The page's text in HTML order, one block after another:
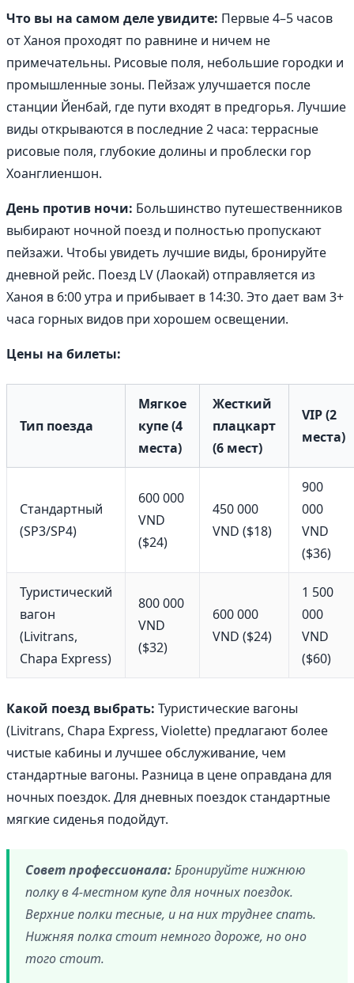
Что вы на самом деле увидите: Первые 4–5 часов
от Ханоя проходят по равнине и ничем не
примечательны. Рисовые поля, небольшие городки и
промышленные зоны. Пейзаж улучшается после
станции Йенбай, где пути входят в предгорья. Лучшие
виды открываются в последние 2 часа: террасные
рисовые поля, глубокие долины и проблески гор
Хоанглиеншон.
День против ночи: Большинство путешественников
выбирают ночной поезд и полностью пропускают
пейзажи. Чтобы увидеть лучшие виды, бронируйте
дневной рейс. Поезд LV (Лаокай) отправляется из
Ханоя в 6:00 утра и прибывает в 14:30. Это дает вам 3+
часа горных видов при хорошем освещении.
Цены на билеты:
Тип поезда
Мягкое
купе (4
места)
Жесткий
плацкарт
(6 мест)
VIP (2
места)
Стандартный
(SP3/SP4)
600 000
VND
($24)
450 000
VND ($18)
900
000
VND
($36)
Туристический
вагон
(Livitrans,
Chapa Express)
800 000
VND
($32)
600 000
VND ($24)
1 500
000
VND
($60)
Какой поезд выбрать: Туристические вагоны
(Livitrans, Chapa Express, Violette) предлагают более
чистые кабины и лучшее обслуживание, чем
стандартные вагоны. Разница в цене оправдана для
ночных поездок. Для дневных поездок стандартные
мягкие сиденья подойдут.
Совет профессионала:Бронируйте нижнюю
полку в 4-местном купе для ночных поездок.
Верхние полки тесные, и на них труднее спать.
Нижняя полка стоит немного дороже, но оно
того стоит.